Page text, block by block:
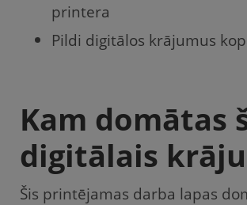
printera
Pildi digitālos krājumus
Kam domātas
digitālais
Šis printējamas darba lapas